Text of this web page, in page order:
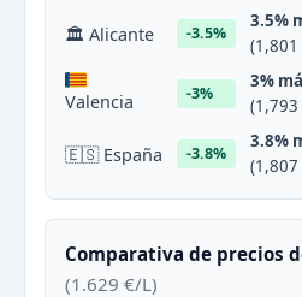
🏛 Alicante -3.5%
3.5%
(1,801
Valencia -3%
3%
(1,793
🇪🇸 España -3.8%
3.8%
(1,807
Comparativa de precios
(1.629 €/L)